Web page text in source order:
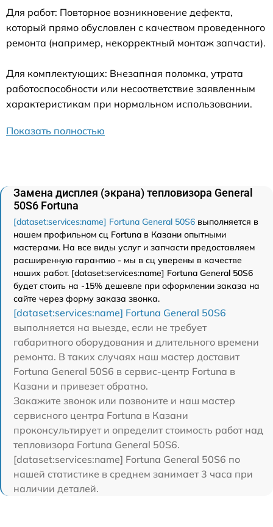
Для работ: Повторное возникновение дефекта,
который прямо обусловлен с качеством проведенного
ремонта (например, некорректный монтаж запчасти).
Для комплектующих: Внезапная поломка, утрата
работоспособности или несоответствие заявленным
характеристикам при нормальном использовании.
Показать полностью
Замена дисплея (экрана) тепловизора General
50S6 Fortuna
[dataset:services:name] Fortuna General 50S6 выполняется в
нашем профильном сц Fortuna в Казани опытными
мастерами. На все виды услуг и запчасти предоставляем
расширенную гарантию - мы в сц уверены в качестве
наших работ. [dataset:services:name] Fortuna General 50S6
будет стоить на -15% дешевле при оформлении заказа на
сайте через форму заказа звонка.
[dataset:services:name] Fortuna General 50S6
выполняется на выезде, если не требует
габаритного оборудования и длительного времени
ремонта. В таких случаях наш мастер доставит
Fortuna General 50S6 в сервис-центр Fortuna в
Казани и привезет обратно.
Закажите звонок или позвоните и наш мастер
сервисного центра Fortuna в Казани
проконсультирует и определит стоимость работ над
тепловизора Fortuna General 50S6.
[dataset:services:name] Fortuna General 50S6 по
нашей статистике в среднем занимает 3 часа при
наличии деталей.